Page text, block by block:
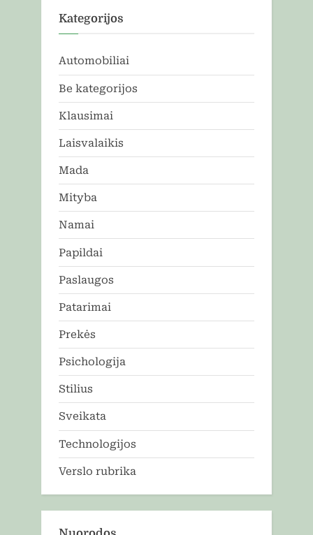
Kategorijos
Automobiliai
Be kategorijos
Klausimai
Laisvalaikis
Mada
Mityba
Namai
Papildai
Paslaugos
Patarimai
Prekės
Psichologija
Stilius
Sveikata
Technologijos
Verslo rubrika